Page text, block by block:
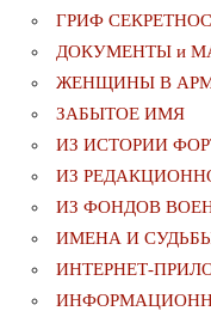
ГРИФ
ДОКУМЕНТЫ и
ЖЕНЩИНЫ В
ЗАБЫТОЕ ИМЯ
ИЗ ИСТОРИИ
ИЗ
ИЗ ФОНДОВ
ИМЕНА И
ИНТЕРНЕТ-